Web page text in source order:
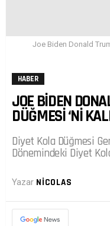
Joe Biden Donald
HABER
JOE BIDEN
DÜĞMESI ‘NI
Diyet Kola Düğmesi
Dönemindeki Diyet
Yazar NICOLAS